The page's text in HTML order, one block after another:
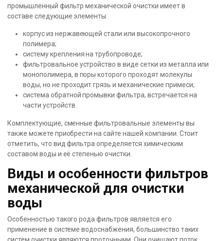
промышленный фильтр механической очистки имеет в
составе следующие элементы:
корпус из нержавеющей стали или высокопрочного
полимера;
систему крепления на трубопроводе;
фильтровальное устройство в виде сетки из металла или
монополимера, в поры которого проходят молекулы
воды, но не проходит грязь и механические примеси;
система обратной промывки фильтра, встречается на
части устройств.
Комплектующие, сменные фильтровальные элементы вы
также можете приобрести на сайте нашей компании. Стоит
отметить, что вид фильтра определяется химическим
составом воды и её степенью очистки.
Виды и особенности фильтров
механической для очистки
воды
Особенностью такого рода фильтров является его
применение в системе водоснабжения, большинство таких